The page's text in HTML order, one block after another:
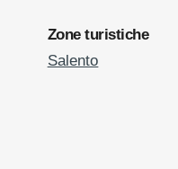
Zone turistiche
Salento